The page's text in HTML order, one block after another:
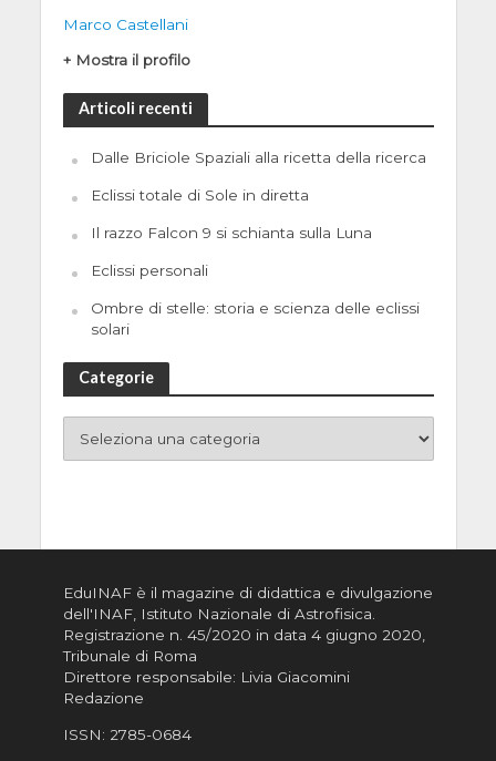
Marco Castellani
+ Mostra il profilo
Articoli recenti
Dalle Briciole Spaziali alla ricetta della ricerca
Eclissi totale di Sole in diretta
Il razzo Falcon 9 si schianta sulla Luna
Eclissi personali
Ombre di stelle: storia e scienza delle eclissi
solari
Categorie
EduINAF è il magazine di didattica e divulgazione
dell'INAF, Istituto Nazionale di Astrofisica.
Registrazione n. 45/2020 in data 4 giugno 2020,
Tribunale di Roma
Direttore responsabile: Livia Giacomini
Redazione
ISSN: 2785-0684